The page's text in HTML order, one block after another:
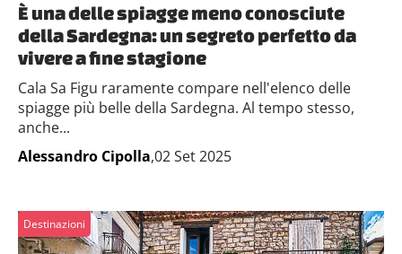
È una delle spiagge meno conosciute
della Sardegna: un segreto perfetto da
vivere a fine stagione
Cala Sa Figu raramente compare nell'elenco delle
spiagge più belle della Sardegna. Al tempo stesso,
anche...
Alessandro Cipolla,02 Set 2025
Destinazioni